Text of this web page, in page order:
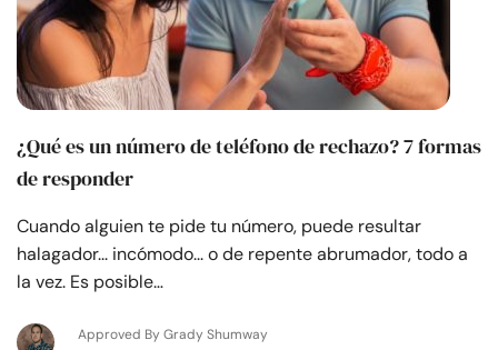
Idioma
Sobre nosotros Contáctanos Escríbenos
Publicidad con
© Copyright 2026. Todos los derechos reservados.
¿Qué es un número de teléfono de rechazo? 7 formas
de responder
Cuando alguien te pide tu número, puede resultar
halagador... incómodo... o de repente abrumador, todo a
la vez. Es posible…
Approved By Grady Shumway